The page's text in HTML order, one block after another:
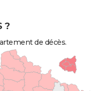
?
de décès.